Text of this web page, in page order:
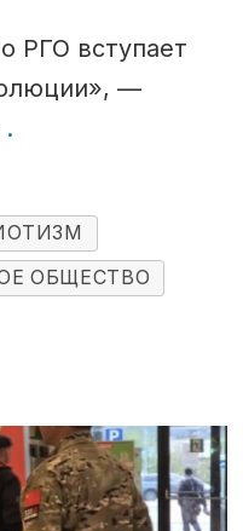
РГО вступает
—
.
ОБЩЕСТВО